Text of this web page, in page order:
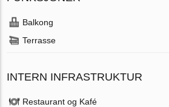
Balkong
Terrasse
INTERN INFRASTRUKTUR
Restaurant og Kafé